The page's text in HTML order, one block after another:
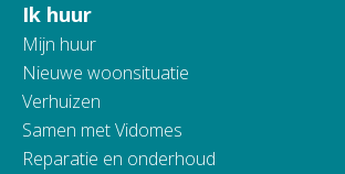
Contactinformatie
Ik huur
Mijn huur
Nieuwe woonsituatie
Verhuizen
Samen met Vidomes
Reparatie en onderhoud